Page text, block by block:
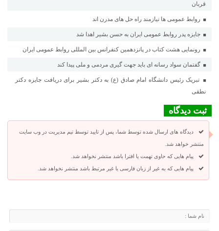
قربان
روابط عمومی ها نیازمند راه حل های مدرن اند
جایزه پدر روابط عمومی ایران به حسن بشیر اهدا شد
رونمایی هشت کتاب در پانزدهمین کنفرانس بین المللی روابط عمومی ایران
گفتمان سواد رسانه ای باید جهت گیری مردمی و ملی پیدا کند
تبریک رئیس دانشگاه امام صادق (ع) به دکتر بشیر برای دریافت جایزه دکتر
نطقی
ثبت دیدگاه
دیدگاه های ارسال شده توسط شما، پس از تایید توسط تیم مدیریت در وب سایت
منتشر خواهد شد.
پیام هایی که حاوی تهمت یا افترا باشد منتشر نخواهد شد.
پیام هایی که به غیر از زبان فارسی یا غیر مرتبط باشد منتشر نخواهد شد.